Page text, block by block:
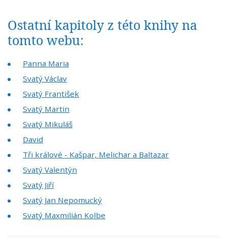
Ostatní kapitoly z této knihy na
tomto webu:
Panna Maria
Svatý Václav
Svatý František
Svatý Martin
Svatý Mikuláš
David
Tři králové - Kašpar, Melichar a Baltazar
Svatý Valentýn
Svatý Jiří
Svatý Jan Nepomucký
Svatý Maxmilián Kolbe